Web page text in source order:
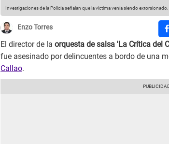
Investigaciones de la Policía señalan que la víctima venía siendo extorsionado.
Enzo Torres
El director de la orquesta de salsa 'La Crítica del
fue asesinado por delincuentes a bordo de una
Callao.